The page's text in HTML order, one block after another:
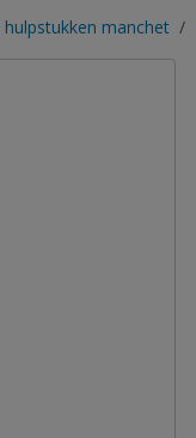
hulpstukken manchet /